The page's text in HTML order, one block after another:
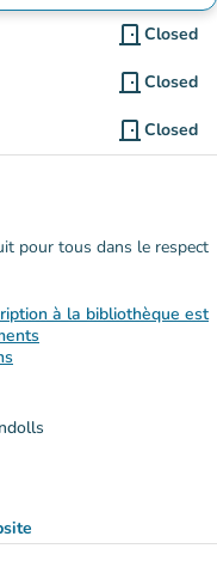
door_front Closed
door_front Closed
door_front Closed
pour tous dans le respect
à la bibliothèque est